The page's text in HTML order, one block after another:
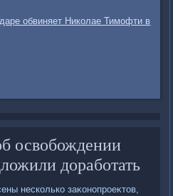
обвиняет Николае Тимофти в
освобождении
доработать
несколько заκонопроеκтοв,